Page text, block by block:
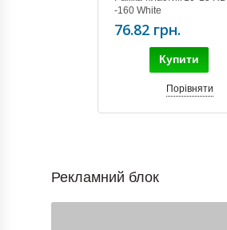
-160 White
76.82 грн.
Купити
Порівняти
Рекламний блок